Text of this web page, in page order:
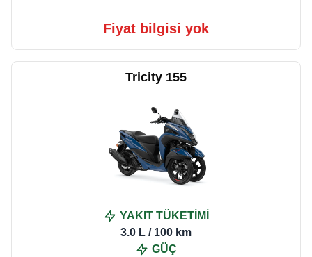
Fiyat bilgisi yok
Tricity 155
YAKIT TÜKETİMİ
3.0 L / 100 km
GÜÇ